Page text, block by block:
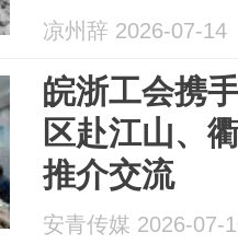
凉州辞 2026-07-14
皖浙工会携
区赴江山、
推介交流
安青传媒 2026-07-